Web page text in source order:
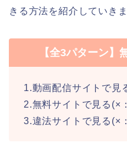
きる方法を紹介していきま
【全3パターン】
1.動画配信サイトで見
2.無料サイトで見る(×
3.違法サイトで見る(×